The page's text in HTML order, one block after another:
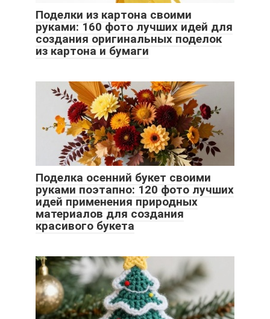
Поделки из картона своими
руками: 160 фото лучших идей для
создания оригинальных поделок
из картона и бумаги
Поделка осенний букет своими
руками поэтапно: 120 фото лучших
идей применения природных
материалов для создания
красивого букета